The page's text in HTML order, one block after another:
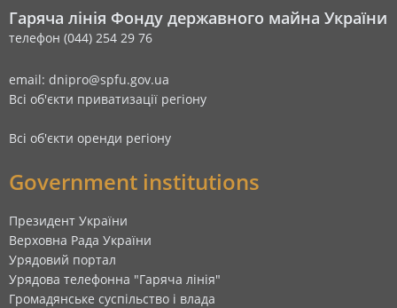
Гаряча лінія Фонду державного майна України
телефон (044) 254 29 76
email: dnipro@spfu.gov.ua
Всі об'єкти приватизації регіону
Всі об'єкти оренди регіону
Government institutions
Президент України
Верховна Рада України
Урядовий портал
Урядова телефонна "Гаряча лінія"
Громадянське суспільство і влада